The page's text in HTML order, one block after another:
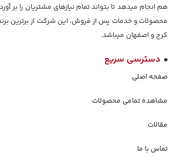
هم انجام میدهد تا بتواند تمام نیازهای مشتریان را بر
محصولات و خدمات پس از فروش، این شرکت از برترین
کرج و اصفهان میباشد.
دسترسی سریع
صفحه اصلی
مشاهده تمامی محصولات
مقالات
تماس با ما